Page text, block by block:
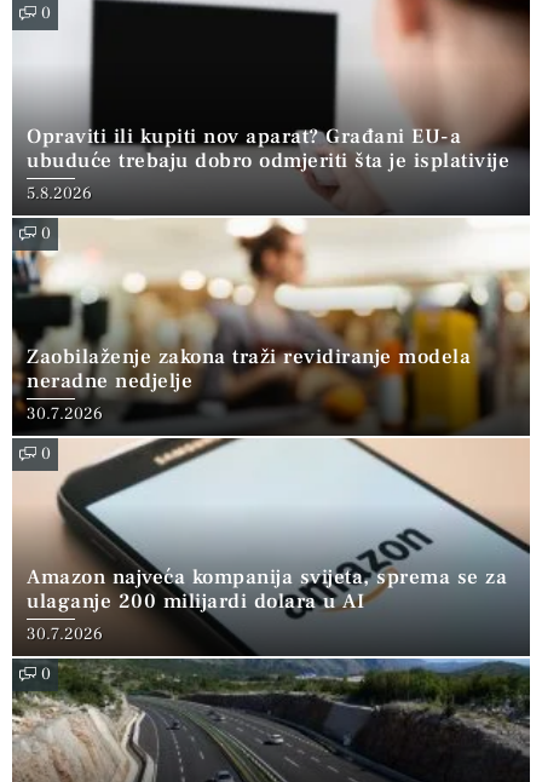
0
Opraviti ili kupiti nov aparat? Građani EU-a
ubuduće trebaju dobro odmjeriti šta je isplativije
5.8.2026
0
Zaobilaženje zakona traži revidiranje modela
neradne nedjelje
30.7.2026
0
Amazon najveća kompanija svijeta, sprema se za
ulaganje 200 milijardi dolara u AI
30.7.2026
0